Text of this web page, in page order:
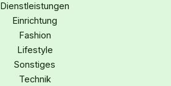
Dienstleistungen
Einrichtung
Fashion
Lifestyle
Sonstiges
Technik